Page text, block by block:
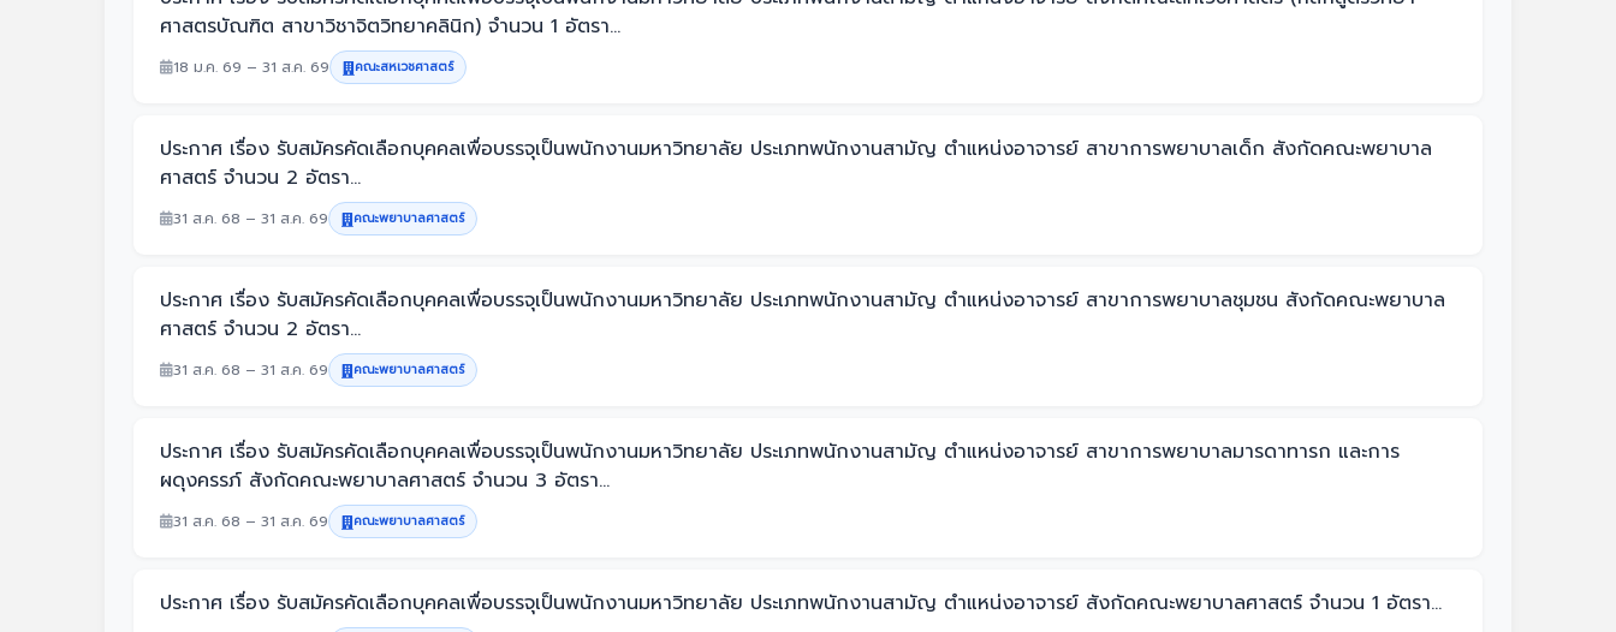
ศาสตรบัณฑิต สาขาวิชาจิตวิทยาคลินิก) จำนวน 1 อัตรา...
18 ม.ค. 69 – 31 ส.ค. 69 คณะสหเวชศาสตร์
ประกาศ เรื่อง รับสมัครคัดเลือกบุคคลเพื่อบรรจุเป็นพนักงานมหาวิทยาลัย ประเภทพนักงานสามัญ ตำแหน่งอาจารย์ สาขาการพยาบาลเด็ก สังกัดคณะพยาบาล
ศาสตร์ จำนวน 2 อัตรา...
31 ส.ค. 68 – 31 ส.ค. 69 คณะพยาบาลศาสตร์
ประกาศ เรื่อง รับสมัครคัดเลือกบุคคลเพื่อบรรจุเป็นพนักงานมหาวิทยาลัย ประเภทพนักงานสามัญ ตำแหน่งอาจารย์ สาขาการพยาบาลชุมชน สังกัดคณะพยาบาล
ศาสตร์ จำนวน 2 อัตรา...
31 ส.ค. 68 – 31 ส.ค. 69 คณะพยาบาลศาสตร์
ประกาศ เรื่อง รับสมัครคัดเลือกบุคคลเพื่อบรรจุเป็นพนักงานมหาวิทยาลัย ประเภทพนักงานสามัญ ตำแหน่งอาจารย์ สาขาการพยาบาลมารดาทารก และการ
ผดุงครรภ์ สังกัดคณะพยาบาลศาสตร์ จำนวน 3 อัตรา...
31 ส.ค. 68 – 31 ส.ค. 69 คณะพยาบาลศาสตร์
ประกาศ เรื่อง รับสมัครคัดเลือกบุคคลเพื่อบรรจุเป็นพนักงานมหาวิทยาลัย ประเภทพนักงานสามัญ ตำแหน่งอาจารย์ สังกัดคณะพยาบาลศาสตร์ จำนวน 1 อัตรา...